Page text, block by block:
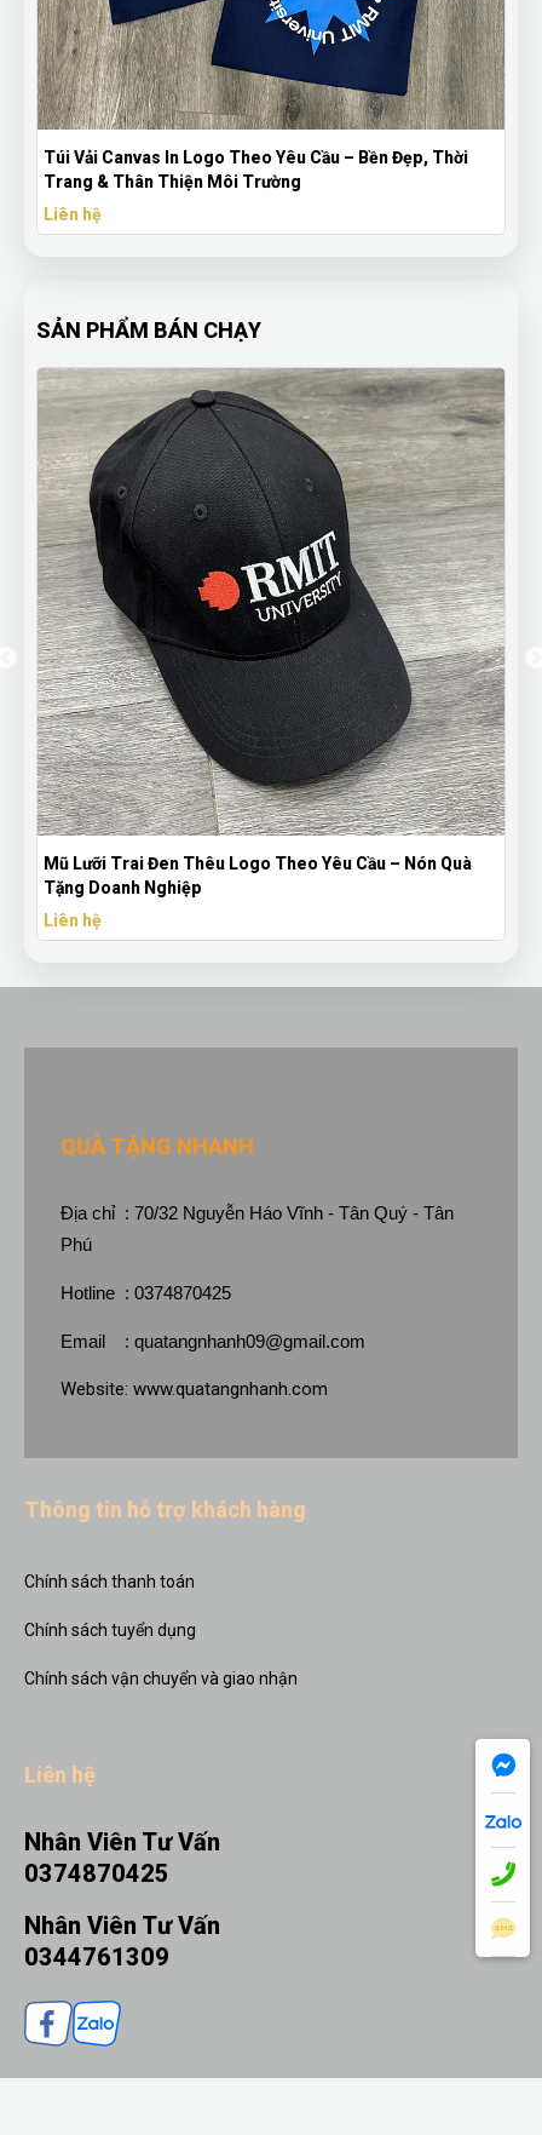
Túi Vải Canvas In Logo Theo Yêu Cầu – Bền Đẹp, Thời
Trang & Thân Thiện Môi Trường
Liên hệ
SẢN PHẨM BÁN CHẠY
Mũ Lưỡi Trai Đen Thêu Logo Theo Yêu Cầu – Nón Quà
Tặng Doanh Nghiệp
Liên hệ
QUÀ TẶNG NHANH
Địa chỉ : 70/32 Nguyễn Háo Vĩnh - Tân Quý - Tân
Phú
Hotline : 0374870425
Email : quatangnhanh09@gmail.com
Website: www.quatangnhanh.com
Thông tin hỗ trợ khách hàng
Chính sách thanh toán
Chính sách tuyển dụng
Chính sách vận chuyển và giao nhận
Liên hệ
Nhân Viên Tư Vấn
0374870425
Nhân Viên Tư Vấn
0344761309